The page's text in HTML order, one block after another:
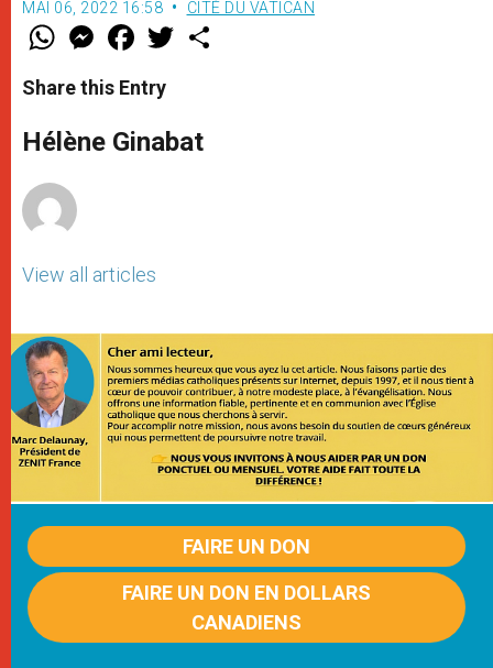
MAI 06, 2022 16:58 CITÉ DU VATICAN
W
t
s
p
p
M
e
s
e
g
e
F
a
e
b
o
k
w
r
Share this Entry
Hélène Ginabat
View all articles
FAIRE UN DON
FAIRE UN DON EN DOLLARS
CANADIENS